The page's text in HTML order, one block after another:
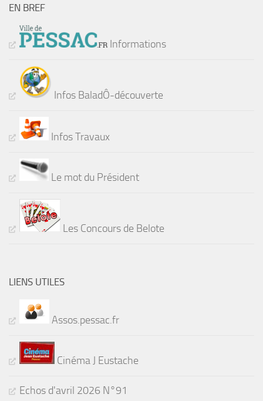
EN BREF
Informations
Infos BaladÔ-découverte
Infos Travaux
Le mot du Président
Les Concours de Belote
LIENS UTILES
Assos.pessac.fr
Cinéma J Eustache
Echos d'avril 2026 N°91